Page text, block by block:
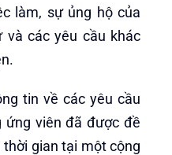
làm, sự ủng hộ của
và các yêu cầu khác
tin về các yêu cầu
ứng viên đã được đề
gian tại một cộng